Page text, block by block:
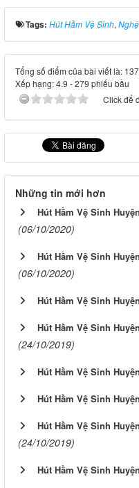
Tags: Hút Hầm Vệ Sinh,
Tổng số điểm của bài viết là:
Xếp hạng:4.9 -279 phiếu bầu
Click để
Những tin mới hơn
Hút Hầm Vệ Sinh
(06/10/2020)
Hút Hầm Vệ Sinh
(06/10/2020)
Hút Hầm Vệ Sinh
Hút Hầm Vệ Sinh
(24/10/2019)
Hút Hầm Vệ Sinh
Hút Hầm Vệ Sinh
Hút Hầm Vệ Sinh
(24/10/2019)
Hút Hầm Vệ Sinh